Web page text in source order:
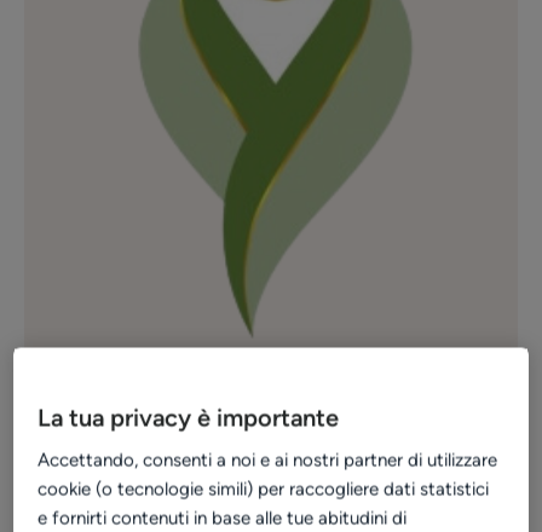
Funzionalità
Refertazione Messaggi privati BU
La tua privacy è importante
Accettando, consenti a noi e ai nostri partner di utilizzare
cookie (o tecnologie simili) per raccogliere dati statistici
e fornirti contenuti in base alle tue abitudini di